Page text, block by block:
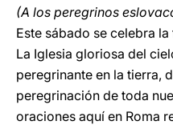
(A los peregrinos
Este sábado se celebra
La Iglesia gloriosa del
peregrinante en la tierra,
peregrinación de toda
oraciones aquí en Roma